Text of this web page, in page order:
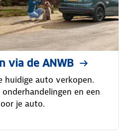
via de ANWB
huidige auto verkopen.
en een
je auto.